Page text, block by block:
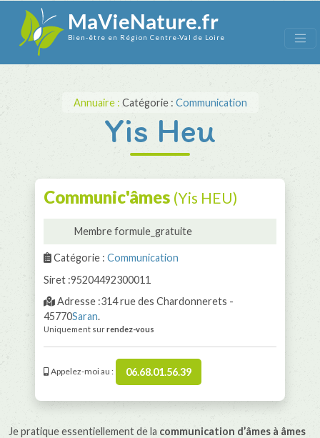
MaVieNature.fr
Bien-être en Région Centre-Val de Loire
Annuaire : Catégorie : Communication
Yis Heu
Communic'âmes (Yis HEU)
Membre formule_gratuite
Catégorie : Communication
Siret :95204492300011
Adresse :314 rue des Chardonnerets -
45770Saran.
Uniquement surrendez-vous
Appelez-moi au : 06.68.01.56.39
Je pratique essentiellement de la communication d’âmes à âmes